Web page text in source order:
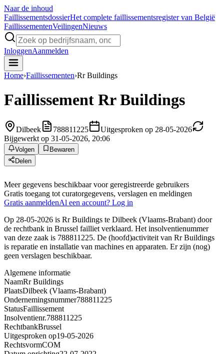
Naar de inhoud
FaillissementsdossierHet complete faillissementsregister van België
FaillissementenVeilingenNieuws
InloggenAanmelden
Home›Faillissementen›Rr Buildings
Faillissement Rr Buildings
Dilbeek 788811225
Uitgesproken op 28-05-2026
Bijgewerkt op 31-05-2026, 20:06
Volgen
Bewaren
Delen
Meer gegevens beschikbaar voor geregistreerde gebruikers
Gratis toegang tot curatorgegevens, verslagen en meldingen
Gratis aanmeldenAl een account? Log in
Op 28-05-2026 is Rr Buildings te Dilbeek (Vlaams-Brabant) door
de rechtbank in Brussel failliet verklaard. Het insolventienummer
van deze zaak is 788811225. De (hoofd)activiteit van Rr Buildings
is reparatie en installatie van machines en apparaten. Er zijn (nog)
geen verslagen beschikbaar.
Algemene informatie
NaamRr Buildings
PlaatsDilbeek (Vlaams-Brabant)
Ondernemingsnummer788811225
StatusFaillissement
Insolventienr.788811225
RechtbankBrussel
Uitgesproken op19-05-2026
RechtsvormCOM